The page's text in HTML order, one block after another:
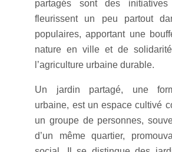
partagés sont des
fleurissent un peu partout
populaires, apportant une
nature en ville et de
l’agriculture urbaine durable.
Un jardin partagé, une
urbaine, est un espace cultivé
un groupe de personnes,
d’un même quartier,